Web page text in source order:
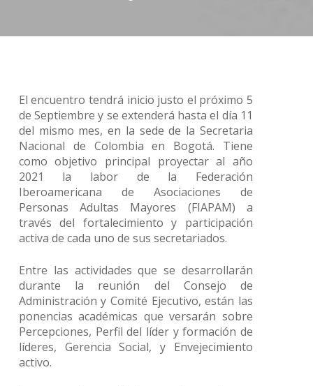
El encuentro tendrá inicio justo el próximo 5
de Septiembre y se extenderá hasta el día 11
del mismo mes, en la sede de la Secretaria
Nacional de Colombia en Bogotá. Tiene
como objetivo principal proyectar al año
2021 la labor de la Federación
Iberoamericana de Asociaciones de
Personas Adultas Mayores (FIAPAM) a
través del fortalecimiento y participación
activa de cada uno de sus secretariados.
Entre las actividades que se desarrollarán
durante la reunión del Consejo de
Administración y Comité Ejecutivo, están las
ponencias académicas que versarán sobre
Percepciones, Perfil del líder y formación de
líderes, Gerencia Social, y Envejecimiento
activo.